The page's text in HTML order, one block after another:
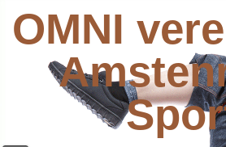
OMNI